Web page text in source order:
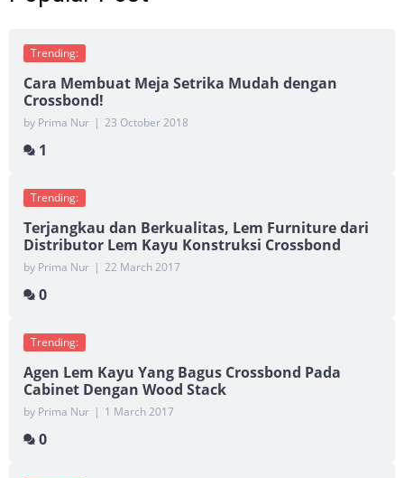
Trending:
Cara Membuat Meja Setrika Mudah dengan
Crossbond!
by Prima Nur | 23 October 2018
1
Trending:
Terjangkau dan Berkualitas, Lem Furniture dari
Distributor Lem Kayu Konstruksi Crossbond
by Prima Nur | 22 March 2017
0
Trending:
Agen Lem Kayu Yang Bagus Crossbond Pada
Cabinet Dengan Wood Stack
by Prima Nur | 1 March 2017
0